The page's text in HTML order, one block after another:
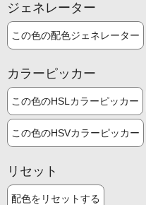
ジェネレーター
この色の配色ジェネレーター
カラーピッカー
この色のHSLカラーピッカー
この色のHSVカラーピッカー
リセット
配色をリセットする